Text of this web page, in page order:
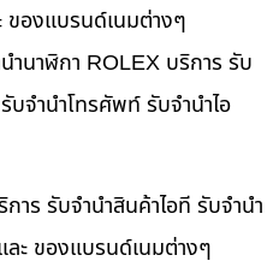
ของแบรนด์เนมต่างๆ
ำนาฬิกา ROLEX บริการ รับ
บจำนำโทรศัพท์ รับจำนำไอ
าร รับจำนำสินค้าไอที รับจำนำ
ะ ของแบรนด์เนมต่างๆ